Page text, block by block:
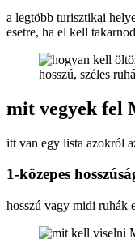
a legtöbb turisztikai
esetre, ha el kell
hosszú, széles
mit vegyek fel
itt van egy lista azokról
1-közepes
hosszú vagy midi ruhák